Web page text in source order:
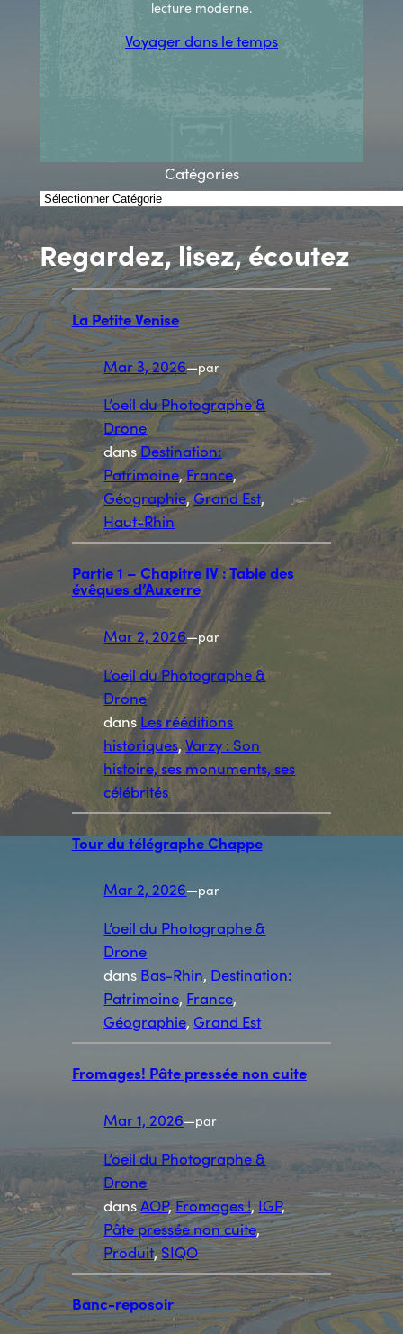
lecture moderne.
Voyager dans le temps
Catégories
Regardez, lisez, écoutez
La Petite Venise
Mar 3, 2026—par
L’oeil du Photographe &
Drone
dansDestination:
Patrimoine, France ,
Géographie, Grand Est
Haut-Rhin
Partie 1 – Chapitre IV : Table des
évêques d’Auxerre
Mar 2, 2026—par
L’oeil du Photographe &
Drone
dansLes rééditions
historiques, Varzy : Son
histoire, ses monuments, ses
célébrités
Tour du télégraphe Chappe
Mar 2, 2026—par
L’oeil du Photographe &
Drone
dans Bas-Rhin, Destination:
Patrimoine, France
Géographie, Grand Est
Fromages! Pâte pressée non cuite
Mar 1, 2026—par
L’oeil du Photographe &
Drone
dansAOP, Fromages !, IGP,
Pâte pressée non cuite,
Produit, SIQO
Banc-reposoir